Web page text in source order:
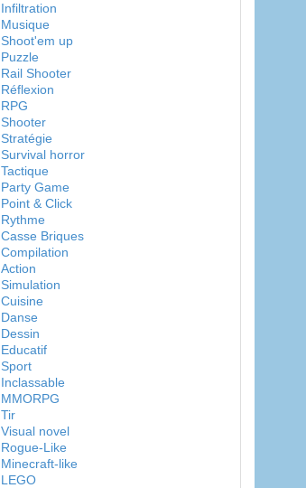
Infiltration
Musique
Shoot'em up
Puzzle
Rail Shooter
Réflexion
RPG
Shooter
Stratégie
Survival horror
Tactique
Party Game
Point & Click
Rythme
Casse Briques
Compilation
Action
Simulation
Cuisine
Danse
Dessin
Educatif
Sport
Inclassable
MMORPG
Tir
Visual novel
Rogue-Like
Minecraft-like
LEGO